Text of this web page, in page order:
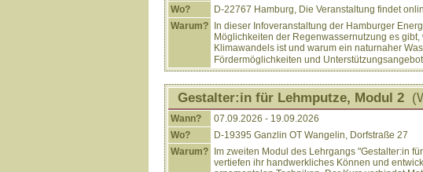
Wo?
D-22767 Hamburg, Die Veranstaltung findet
Warum?
In dieser Infoveranstaltung der Hamburger
Möglichkeiten der Regenwassernutzung es
Klimawandels ist und warum ein naturnaher
Fördermöglichkeiten und
Gestalter:in für Lehmputze, Modul 2
Wann?
07.09.2026 - 19.09.2026
Wo?
D-19395 Ganzlin OT Wangelin, Dorfstraße 27
Warum?
Im zweiten Modul des Lehrgangs "Gestalter:in
vertiefen ihr handwerkliches Können und